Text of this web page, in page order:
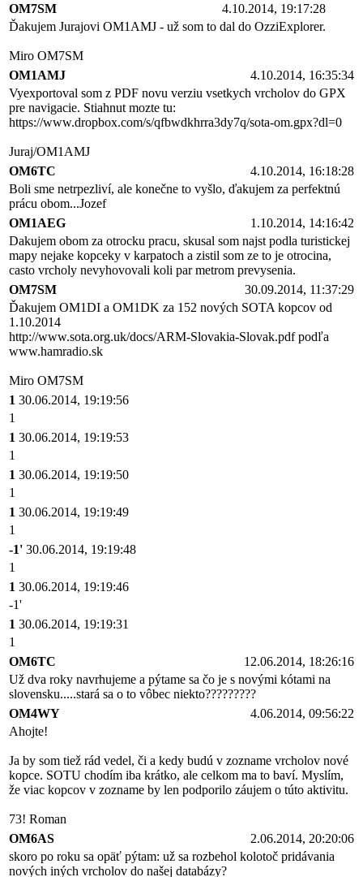
OM7SM
4.10.2014, 19:17:28
Ďakujem Jurajovi OM1AMJ - už som to dal do OzziExplorer.
Miro OM7SM
OM1AMJ
4.10.2014, 16:35:34
Vyexportoval som z PDF novu verziu vsetkych vrcholov do GPX
pre navigacie. Stiahnut mozte tu:
https://www.dropbox.com/s/qfbwdkhrra3dy7q/sota-om.gpx?dl=0
Juraj/OM1AMJ
OM6TC
4.10.2014, 16:18:28
Boli sme netrpezliví, ale konečne to vyšlo, ďakujem za perfektnú
prácu obom...Jozef
OM1AEG
1.10.2014, 14:16:42
Dakujem obom za otrocku pracu, skusal som najst podla turistickej
mapy nejake kopceky v karpatoch a zistil som ze to je otrocina,
casto vrcholy nevyhovovali koli par metrom prevysenia.
OM7SM
30.09.2014, 11:37:29
Ďakujem OM1DI a OM1DK za 152 nových SOTA kopcov od
1.10.2014
http://www.sota.org.uk/docs/ARM-Slovakia-Slovak.pdf podľa
www.hamradio.sk
Miro OM7SM
1 30.06.2014, 19:19:56
1
1 30.06.2014, 19:19:53
1
1 30.06.2014, 19:19:50
1
1 30.06.2014, 19:19:49
1
-1' 30.06.2014, 19:19:48
1
1 30.06.2014, 19:19:46
-1'
1 30.06.2014, 19:19:31
1
OM6TC
12.06.2014, 18:26:16
Už dva roky navrhujeme a pýtame sa čo je s novými kótami na
slovensku.....stará sa o to vôbec niekto?????????
OM4WY
4.06.2014, 09:56:22
Ahojte!
Ja by som tiež rád vedel, či a kedy budú v zozname vrcholov nové
kopce. SOTU chodím iba krátko, ale celkom ma to baví. Myslím,
že viac kopcov v zozname by len podporilo záujem o túto aktivitu.
73! Roman
OM6AS
2.06.2014, 20:20:06
skoro po roku sa opäť pýtam: už sa rozbehol kolotoč pridávania
nových iných vrcholov do našej databázy?